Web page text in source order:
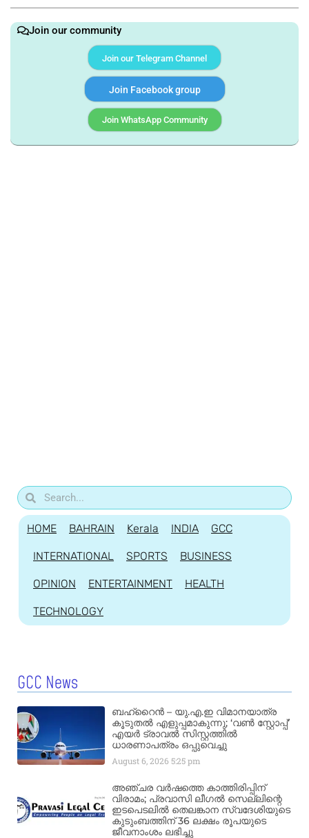
Join our community
Join our Telegram Channel
Join Facebook group
Join WhatsApp Community
HOME BAHRAIN Kerala INDIA GCC
INTERNATIONAL SPORTS BUSINESS
OPINION ENTERTAINMENT HEALTH
TECHNOLOGY
GCC News
ബഹ്‌റൈൻ – യു.എ.ഇ വിമാനയാത്ര
കൂടുതൽ എളുപ്പമാകുന്നു; ‘വൺ സ്റ്റോപ്പ്’
എയർ ട്രാവൽ സിസ്റ്റത്തിൽ
ധാരണാപത്രം ഒപ്പുവെച്ചു
August 6, 20265:25 pm
അഞ്ചര വർഷത്തെ കാത്തിരിപ്പിന്
വിരാമം; പ്രവാസി ലീഗൽ സെല്ലിന്റെ
ഇടപെടലിൽ തെലങ്കാന സ്വദേശിയുടെ
കുടുംബത്തിന് 36 ലക്ഷം രൂപയുടെ
ജീവനാംശം ലഭിച്ചു